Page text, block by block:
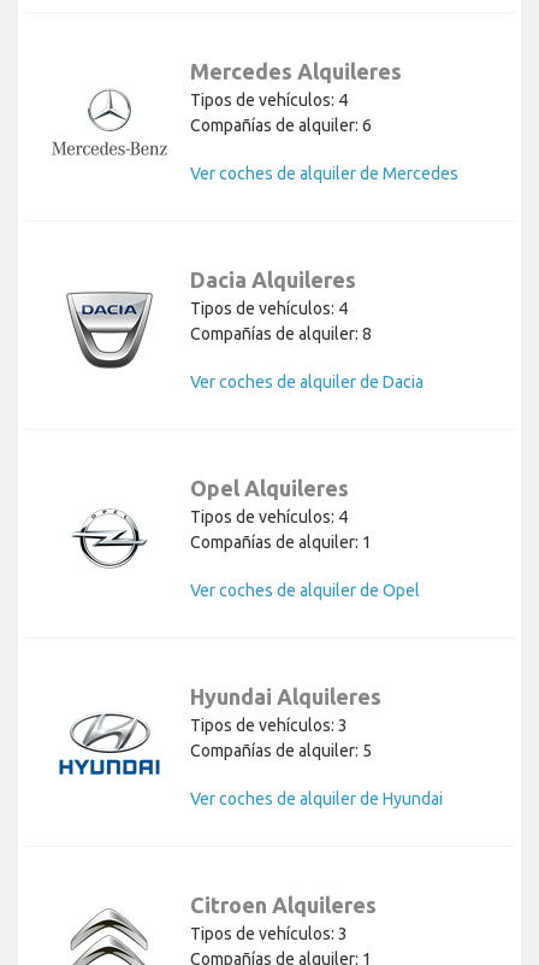
Mercedes Alquileres
Tipos de vehículos: 4
Compañías de alquiler: 6
Ver coches de alquiler de Mercedes
Dacia Alquileres
Tipos de vehículos: 4
Compañías de alquiler: 8
Ver coches de alquiler de Dacia
Opel Alquileres
Tipos de vehículos: 4
Compañías de alquiler: 1
Ver coches de alquiler de Opel
Hyundai Alquileres
Tipos de vehículos: 3
Compañías de alquiler: 5
Ver coches de alquiler de Hyundai
Citroen Alquileres
Tipos de vehículos: 3
Compañías de alquiler: 1